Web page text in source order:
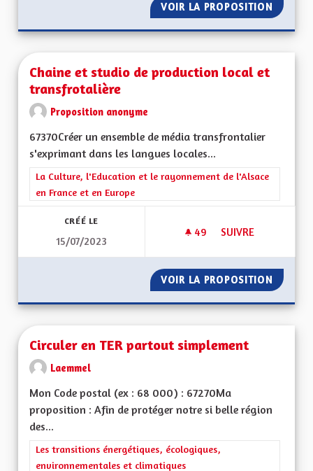
VOIR LA PROPOSITION
Chaine et studio de production local et
transfrotalière
Proposition anonyme
67370Créer un ensemble de média transfrontalier
s'exprimant dans les langues locales...
Filtrer les résultats de la catégorie : La Culture, l'Education et
La Culture, l'Education et le rayonnement de l'Alsace
en France et en Europe
CRÉÉ LE
15/07/2023
49 49 ABONNÉS
SUIVRE
VOIR LA PROPOSITION
Circuler en TER partout simplement
Laemmel
Mon Code postal (ex : 68 000) : 67270Ma
proposition : Afin de protéger notre si belle région
des...
Filtrer les résultats de la catégorie : Les transitions
Les transitions énergétiques, écologiques,
environnementales et climatiques